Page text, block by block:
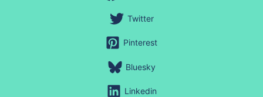
Twitter
Pinterest
Bluesky
Linkedin